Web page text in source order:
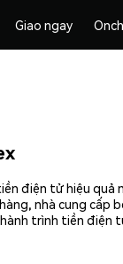
Giao ngay
điện tử hiệu
nhà cung
trình tiền